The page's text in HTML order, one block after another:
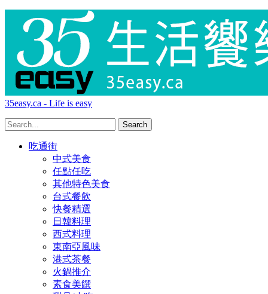
35easy.ca - Life is easy
吃通街
中式美食
任點任吃
其他特色美食
台式餐飲
快餐精選
日韓料理
西式料理
東南亞風味
港式茶餐
火鍋推介
素食美饌